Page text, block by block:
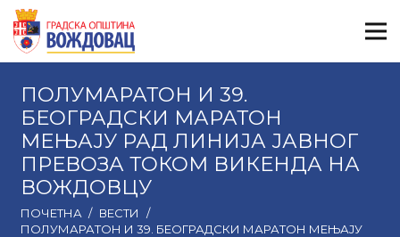
ПОЛУМАРАТОН И 39.
БЕОГРАДСКИ МАРАТОН
МЕЊАЈУ РАД ЛИНИЈА ЈАВНОГ
ПРЕВОЗА ТОКОМ ВИКЕНДА НА
ВОЖДОВЦУ
ПОЧЕТНА / ВЕСТИ
/
ПОЛУМАРАТОН И 39. БЕОГРАДСКИ МАРАТОН МЕЊАЈУ